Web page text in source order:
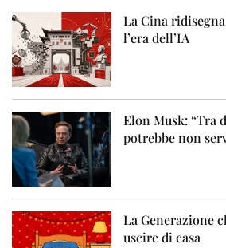
La Cina
l’era dell’IA
Elon Musk: “Tra
potrebbe non
La Generazione
uscire di casa